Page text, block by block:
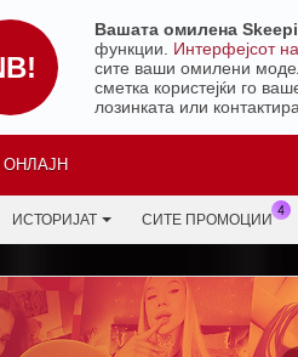
Вашата омилена
функции. Интерфејсот
сите ваши омилени
сметка користејќи го
лозинката или
ОНЛАЈН
ИСТОРИЈАТ СИТЕ ПРОМОЦИИ